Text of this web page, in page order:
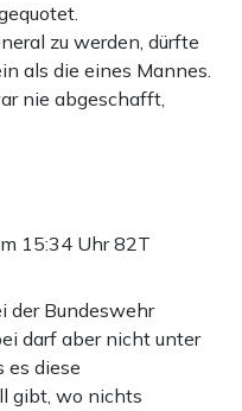
zu werden, dürfte
als die eines Mannes.
nie abgeschafft,
15:34 Uhr82T
der Bundeswehr
darf aber nicht unter
es diese
gibt, wo nichts